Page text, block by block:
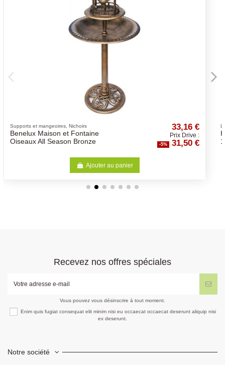
33,16 €
Prix Drive :
-5% 31,50 €
Litière
HORSE BEDDING JOPACK
100L
-5%
Recevez nos offres spéciales
Vous pouvez vous désinscrire à tout moment.
Enim quis fugiat consequat elit minim nisi eu occaecat occaecat deserunt aliquip nisi
ex deserunt.
Notre société